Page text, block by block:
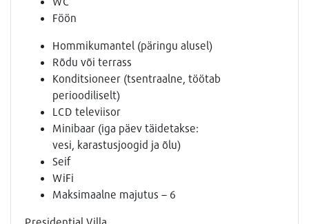
Föön
Hommikumantel (päringu alusel)
Rõdu või terrass
Konditsioneer (tsentraalne, töötab
perioodiliselt)
LCD televiisor
Minibaar (iga päev täidetakse:
vesi, karastusjoogid ja õlu)
Seif
WiFi
Maksimaalne majutus – 6